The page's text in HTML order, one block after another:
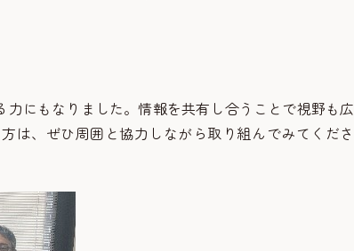
にもなりました。情報を共有し合うことで視野も広
は、ぜひ周囲と協力しながら取り組んでみてくださ